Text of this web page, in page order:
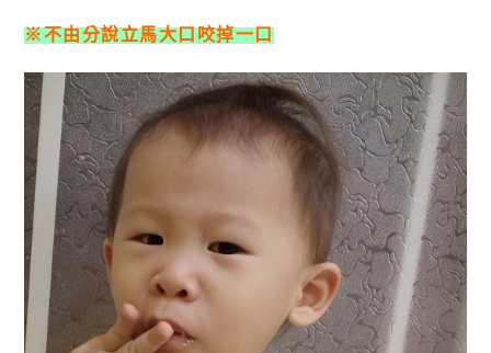
※不由分說立馬大口咬掉一口